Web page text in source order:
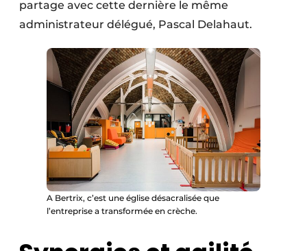
partage avec cette dernière le même
administrateur délégué, Pascal Delahaut.
A Bertrix, c’est une église désacralisée que
l’entreprise a transformée en crèche.